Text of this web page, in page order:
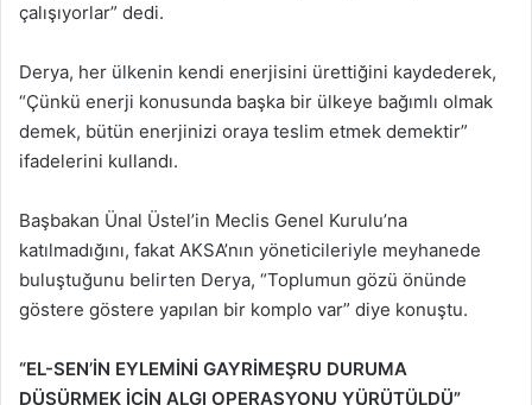
çalışıyorlar” dedi.
Derya, her ülkenin kendi enerjisini ürettiğini kaydederek,
“Çünkü enerji konusunda başka bir ülkeye bağımlı olmak
demek, bütün enerjinizi oraya teslim etmek demektir”
ifadelerini kullandı.
Başbakan Ünal Üstel’in Meclis Genel Kurulu’na
katılmadığını, fakat AKSA’nın yöneticileriyle meyhanede
buluştuğunu belirten Derya, “Toplumun gözü önünde
göstere göstere yapılan bir komplo var” diye konuştu.
“EL-SEN’İN EYLEMİNİ GAYRİMEŞRU DURUMA
DÜŞÜRMEK İÇİN ALGI OPERASYONU YÜRÜTÜLDÜ”